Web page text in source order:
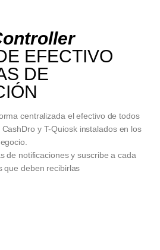
EFECTIVO
DE
centralizada el efectivo de todos
y T-Quiosk instalados en los
de notificaciones y suscribe a cada
que deben recibirlas